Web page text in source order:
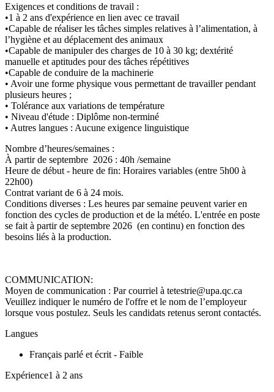
Exigences et conditions de travail :
•1 à 2 ans d'expérience en lien avec ce travail
•Capable de réaliser les tâches simples relatives à l’alimentation, à
l’hygiène et au déplacement des animaux
•Capable de manipuler des charges de 10 à 30 kg; dextérité
manuelle et aptitudes pour des tâches répétitives
•Capable de conduire de la machinerie
• Avoir une forme physique vous permettant de travailler pendant
plusieurs heures ;
• Tolérance aux variations de température
• Niveau d'étude : Diplôme non-terminé
• Autres langues : Aucune exigence linguistique
Nombre d’heures/semaines :
À partir de septembre 2026 : 40h /semaine
Heure de début - heure de fin: Horaires variables (entre 5h00 à
22h00)
Contrat variant de 6 à 24 mois.
Conditions diverses : Les heures par semaine peuvent varier en
fonction des cycles de production et de la météo. L'entrée en poste
se fait à partir de septembre 2026 (en continu) en fonction des
besoins liés à la production.
COMMUNICATION:
Moyen de communication : Par courriel à tetestrie@upa.qc.ca
Veuillez indiquer le numéro de l'offre et le nom de l’employeur
lorsque vous postulez. Seuls les candidats retenus seront contactés.
Langues
Français parlé et écrit - Faible
Expérience1 à 2 ans